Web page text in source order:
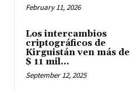
February 11, 2026
Los intercambios
criptográficos de
Kirguistán ven más de
$ 11 mil...
September 12, 2025